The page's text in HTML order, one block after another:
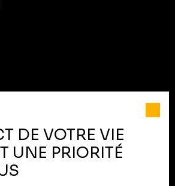
DE VOTRE VIE
UNE PRIORITÉ